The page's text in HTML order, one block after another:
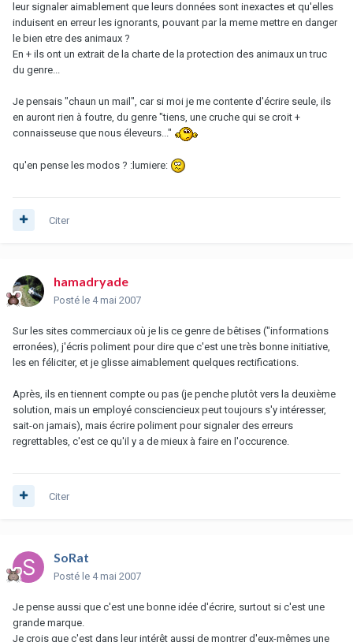
leur signaler aimablement que leurs données sont inexactes et qu'elles
induisent en erreur les ignorants, pouvant par la meme mettre en danger
le bien etre des animaux ?
En + ils ont un extrait de la charte de la protection des animaux un truc
du genre...
Je pensais "chaun un mail", car si moi je me contente d'écrire seule, ils
en auront rien à foutre, du genre "tiens, une cruche qui se croit +
connaisseuse que nous éleveurs..."
qu'en pense les modos ? :lumiere:
Citer
hamadryade
Posté le 4 mai 2007
Sur les sites commerciaux où je lis ce genre de bêtises ("informations
erronées), j'écris poliment pour dire que c'est une très bonne initiative,
les en féliciter, et je glisse aimablement quelques rectifications.
Après, ils en tiennent compte ou pas (je penche plutôt vers la deuxième
solution, mais un employé consciencieux peut toujours s'y intéresser,
sait-on jamais), mais écrire poliment pour signaler des erreurs
regrettables, c'est ce qu'il y a de mieux à faire en l'occurence.
Citer
SoRat
Posté le 4 mai 2007
Je pense aussi que c'est une bonne idée d'écrire, surtout si c'est une
grande marque.
Je crois que c'est dans leur intérêt aussi de montrer d'eux-mêmes une